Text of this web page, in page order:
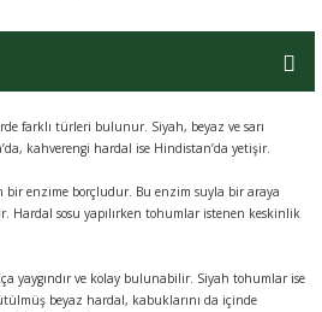
farklı türleri bulunur. Siyah, beyaz ve sarı
kahverengi hardal ise Hindistan’da yetişir.
bir enzime borçludur. Bu enzim suyla bir araya
Hardal sosu yapılırken tohumlar istenen keskinlik
yaygındır ve kolay bulunabilir. Siyah tohumlar ise
beyaz hardal, kabuklarını da içinde